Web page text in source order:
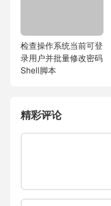
检查操作系统当前可登
录用户并批量修改密码
Shell脚本
精彩评论